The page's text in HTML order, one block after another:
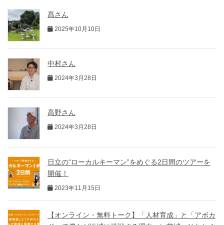
髙さん
2025年10月10日
中村さん
2024年3月28日
高野さん
2024年3月28日
日立の“ローカルキーマン”をめぐる2日間のツアーを
開催！
2023年11月15日
【オンライン・無料トーク】「人材育成」と「アボカ